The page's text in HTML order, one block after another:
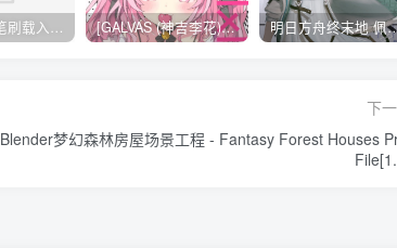
常见疑问（笔刷载入方法，无法载入 / 解压不了 / 链接失效） [GALVAS (神吉李花)] MIMIPINK[12P][57MB] 明日方舟终末地 佩丽卡 Perlica –
下
Blender梦幻森林房屋场景工程 - Fantasy Forest Houses